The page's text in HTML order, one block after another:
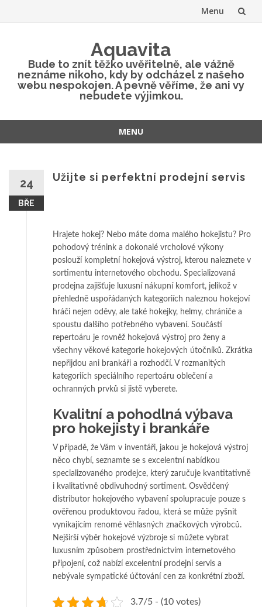
Menu
obsah
Aquavita
Bude to znít těžko uvěřitelně, ale vážně
neznáme nikoho, kdy by odcházel z našeho
webu nespokojen. A pevně věříme, že ani vy
nebudete výjimkou.
MENU
24
BŘE
Užijte si perfektní prodejní servis
Hrajete hokej? Nebo máte doma malého hokejistu? Pro
pohodový trénink a dokonalé vrcholové výkony
poslouží kompletní hokejová výstroj, kterou naleznete v
sortimentu internetového obchodu. Specializovaná
prodejna zajišťuje luxusní nákupní komfort, jelikož v
přehledně uspořádaných kategoriích naleznou hokejoví
hráči nejen oděvy, ale také hokejky, helmy, chrániče a
spoustu dalšího potřebného vybavení. Součástí
repertoáru je rovněž hokejová výstroj pro ženy a
všechny věkové kategorie hokejových útočníků. Zkrátka
nepřijdou ani brankáři a rozhodčí. V rozmanitých
kategoriích speciálního repertoáru oblečení a
ochranných prvků si jistě vyberete.
Kvalitní a pohodlná výbava
pro hokejisty i brankáře
V případě, že Vám v inventáři, jakou je hokejová výstroj
něco chybí, seznamte se s excelentní nabídkou
specializovaného prodejce, který zaručuje kvantitativně
i kvalitativně obdivuhodný sortiment. Osvědčený
distributor hokejového vybavení spolupracuje pouze s
ověřenou produktovou řadou, která se může pyšnit
vynikajícím renomé věhlasných značkových výrobců.
Nejširší výběr hokejové výzbroje si můžete vybrat
luxusním způsobem prostřednictvím internetového
připojení, což nabízí excelentní prodejní servis a
nebývale sympatické účtování cen za konkrétní zboží.
3.7/5 - (10 votes)